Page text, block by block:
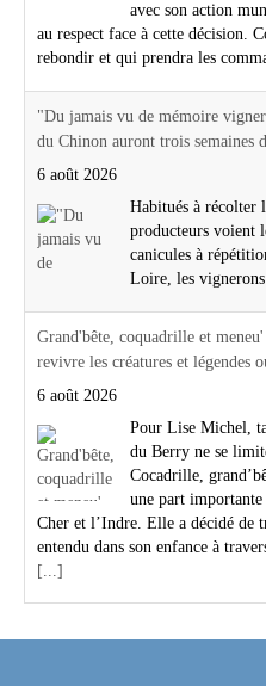
avec son action
au respect face à cette décision.
rebondir et qui prendra les
"Du jamais vu de mémoire
du Chinon auront trois semaines
6 août 2026
Habitués à récolter
producteurs voient
canicules à
Loire, les
Grand'bête, coquadrille et
revivre les créatures et légendes
6 août 2026
Pour Lise Michel,
du Berry ne se
Cocadrille,
une part
Cher et l’Indre. Elle a décidé de
entendu dans son enfance à
[...]